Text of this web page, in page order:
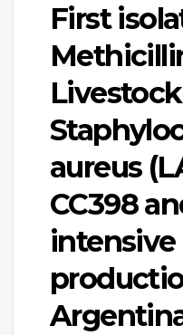
First
aureus
CC398